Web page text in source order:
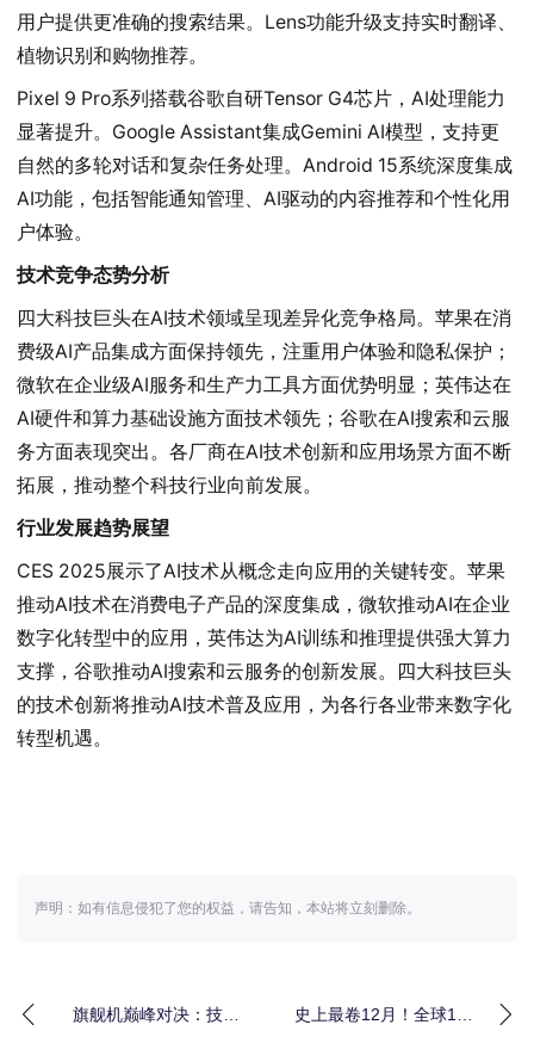
用户提供更准确的搜索结果。Lens功能升级支持实时翻译、
植物识别和购物推荐。
Pixel 9 Pro系列搭载谷歌自研Tensor G4芯片，AI处理能力
显著提升。Google Assistant集成Gemini AI模型，支持更
自然的多轮对话和复杂任务处理。Android 15系统深度集成
AI功能，包括智能通知管理、AI驱动的内容推荐和个性化用
户体验。
技术竞争态势分析
四大科技巨头在AI技术领域呈现差异化竞争格局。苹果在消
费级AI产品集成方面保持领先，注重用户体验和隐私保护；
微软在企业级AI服务和生产力工具方面优势明显；英伟达在
AI硬件和算力基础设施方面技术领先；谷歌在AI搜索和云服
务方面表现突出。各厂商在AI技术创新和应用场景方面不断
拓展，推动整个科技行业向前发展。
行业发展趋势展望
CES 2025展示了AI技术从概念走向应用的关键转变。苹果
推动AI技术在消费电子产品的深度集成，微软推动AI在企业
数字化转型中的应用，英伟达为AI训练和推理提供强大算力
支撑，谷歌推动AI搜索和云服务的创新发展。四大科技巨头
的技术创新将推动AI技术普及应用，为各行各业带来数字化
转型机遇。
声明：如有信息侵犯了您的权益，请告知，本站将立刻删除。
旗舰机巅峰对决：技术
史上最卷12月！全球15